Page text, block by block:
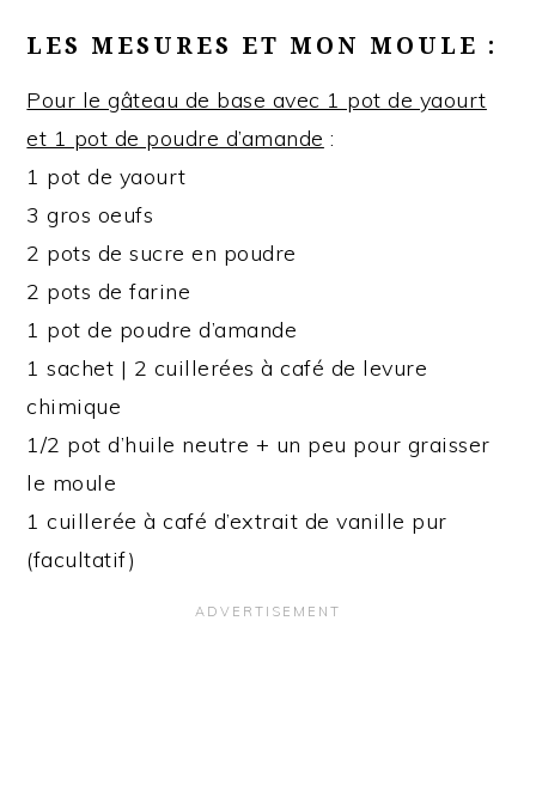
LES MESURES ET MON MOULE :
Pour le gâteau de base avec 1 pot de yaourt
et 1 pot de poudre d’amande :
1 pot de yaourt
3 gros oeufs
2 pots de sucre en poudre
2 pots de farine
1 pot de poudre d’amande
1 sachet | 2 cuillerées à café de levure
chimique
1/2 pot d’huile neutre + un peu pour graisser
le moule
1 cuillerée à café d’extrait de vanille pur
(facultatif)